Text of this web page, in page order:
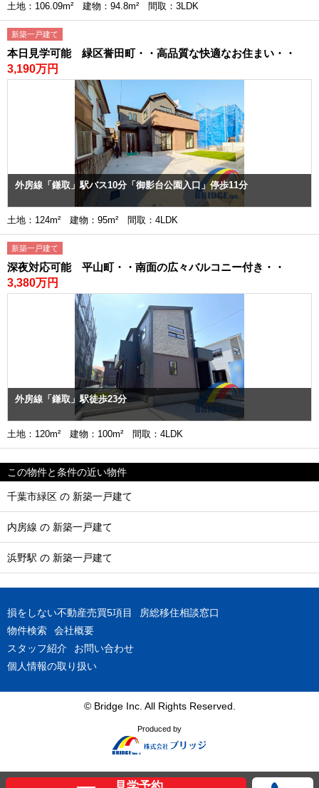
土地：106.09m² 建物：94.8m² 間取：3LDK
新築一戸建て
本日見学可能 緑区誉田町・・高品質な快適なお住まい・・
3,190万円
外房線「鎌取」駅バス10分「御影台公園入口」停歩11分
土地：124m² 建物：95m² 間取：4LDK
新築一戸建て
深夜対応可能 平山町・・南面の広々バルコニー付き・・
3,380万円
外房線「鎌取」駅徒歩23分
土地：120m² 建物：100m² 間取：4LDK
この物件と条件の近い物件
千葉市緑区 の 新築一戸建て
内房線 の 新築一戸建て
浜野駅 の 新築一戸建て
損をしない不動産売買5項目
房総移住相談窓口
物件検索
会社概要
スタッフ紹介
お問い合わせ
個人情報の取り扱い
© Bridge Inc. All Rights Reserved.
Produced by